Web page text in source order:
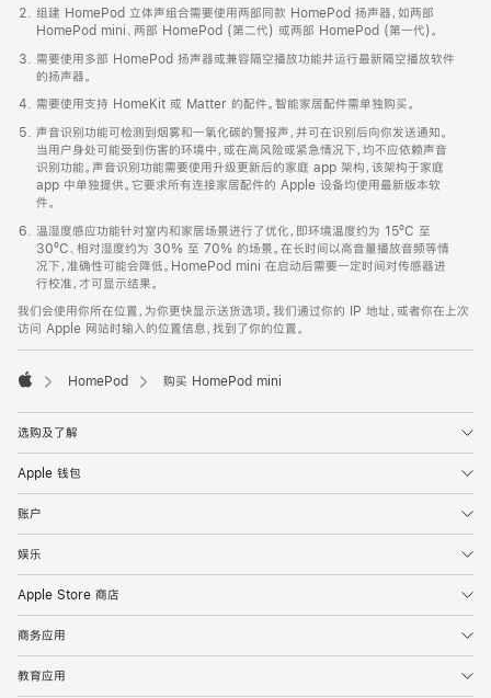
打
开)
组建 HomePod 立体声组合需要使用两部同款 HomePod 扬声器，如两部
HomePod mini、两部 HomePod (第二代) 或两部 HomePod (第一代)。
需要使用多部 HomePod 扬声器或兼容隔空播放功能并运行最新隔空播放软件
的扬声器。
需要使用支持 HomeKit 或 Matter 的配件。智能家居配件需单独购买。
声音识别功能可检测到烟雾和一氧化碳的警报声，并可在识别后向你发送通知。
当用户身处可能受到伤害的环境中，或在高风险或紧急情况下，均不应依赖声音
识别功能。声音识别功能需要使用升级更新后的家庭 app 架构，该架构于家庭
app 中单独提供。它要求所有连接家居配件的 Apple 设备均使用最新版本软
件。
温湿度感应功能针对室内和家居场景进行了优化，即环境温度约为 15ºC 至
30ºC、相对湿度约为 30% 至 70% 的场景。在长时间以高音量播放音频等情
况下，准确性可能会降低。HomePod mini 在启动后需要一定时间对传感器进
行校准，才可显示结果。
我们会使用你所在位置，为你更快显示送货选项。我们通过你的 IP 地址，或者你在上次
访问 Apple 网站时输入的位置信息，找到了你的位置。
HomePod 购买 HomePod mini
选购及了解
Apple 钱包
账户
娱乐
Apple Store 商店
商务应用
教育应用